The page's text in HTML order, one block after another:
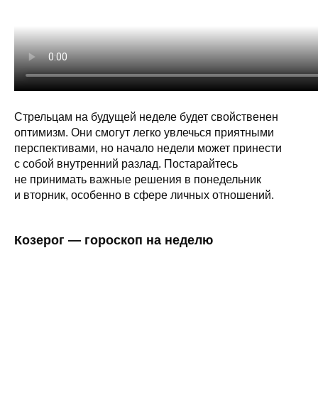
Стрельцам на будущей неделе будет свойственен
оптимизм. Они смогут легко увлечься приятными
перспективами, но начало недели может принести
с собой внутренний разлад. Постарайтесь
не принимать важные решения в понедельник
и вторник, особенно в сфере личных отношений.
Козерог — гороскоп на неделю